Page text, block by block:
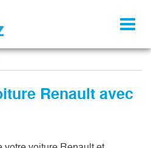
Renault avec